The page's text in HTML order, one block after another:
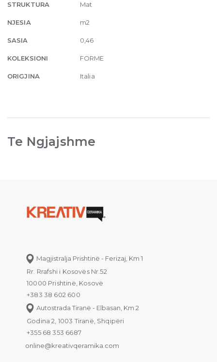
quantity
STRUKTURA Mat
NJESIA m2
SASIA 0,46
KOLEKSIONI FORME
ORIGJINA Italia
Te Ngjajshme
Magjistralja Prishtinë - Ferizaj, Km 1
Rr. Rrafshi i Kosovës Nr.52
10000 Prishtinë, Kosovë
+383 38 602 600
Autostrada Tiranë - Elbasan, Km 2
Godina 2, 1003 Tiranë, Shqipëri
+355 68 353 6687
online@kreativqeramika.com